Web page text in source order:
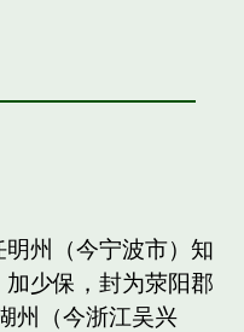
州（今宁波市）知
少保，封为荥阳郡
州（今浙江吴兴